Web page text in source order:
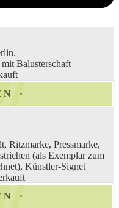
Balusterschaft
Ritzmarke, Pressmarke,
(als Exemplar zum
Künstler-Signet